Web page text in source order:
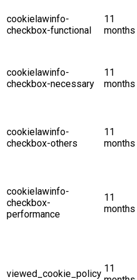
cookielawinfo-
checkbox-functional
11
months
cookielawinfo-
checkbox-necessary
11
months
cookielawinfo-
checkbox-others
11
months
cookielawinfo-
checkbox-
performance
11
months
viewed_cookie_policy 11